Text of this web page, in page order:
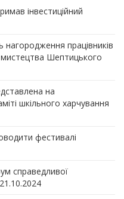
інвеcтиційний
нагородження працівників
Шептицького
на
шкільного харчування
фестивалі
справедливої
21.10.2024